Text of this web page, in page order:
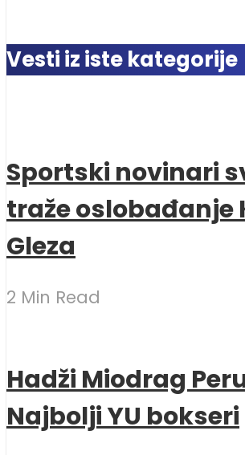
Vesti iz iste kategorije
Sportski novinari
traže oslobađanje
Gleza
2 Min Read
Hadži Miodrag
Najbolji YU bokseri